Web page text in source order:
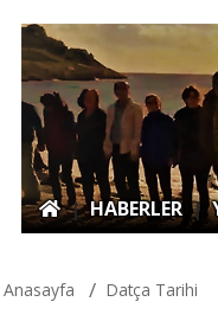
|HABERLER|
Anasayfa Datça Tarihi